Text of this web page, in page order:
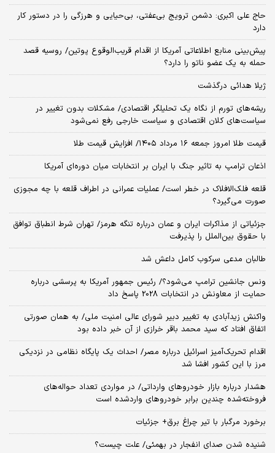
حاج علی اکبری: دشمن ترویج بی‌عفتی، بی‌حیایی و هرزگی را در دستور کار
دارد
پیش‌بینی منابع اطلاعاتی آمریکا از اقدام قریب‌الوقوع پوتین/ روسیه قصد
حمله به یک عضو ناتو را دارد؟
ژیلا هدائی درگذشت
ریشه‌های تورم از نگاه یک تحلیلگر اقتصادی/ مشکلات بدون تغییر در
سیاست‌های کلان اقتصادی و سیاست خارجی رفع نمی‌شود
قیمت طلا امروز جمعه ۱۶ مرداد ۱۴۰۵/ افزایش قیمت طلا
اذعان ترامپ به تاثیر جنگ با ایران بر انتخابات میان دوره‌ای آمریکا
قلعه فلک‌الافلاک در خطر است/ عملیات عمرانی در اطراف قلعه با چه مجوزی
صورت می‌گیرد؟
جزئیاتی از مذاکرات ایران و عمان درباره تنگه هرمز/ تهران شرط انطباق توافق
با حقوق بین‌الملل را پذیرفت
طالبان مدعی سرکوب کامل داعش شد
ونس جانشین ترامپ می‌شود؟/ رئیس جمهور آمریکا به پرسشی درباره
حمایت از معاونش در انتخابات 2028 پاسخ داد
واکنش زیدآبادی به تغییر دبیر شورای عالی امنیت ملی/ به همان صورتی
اتفاق افتاد که سید محمد باقر خرازی از آن خبر داده بود
اقدام تحریک‌آمیز اسرائیل درباره مصر/ احداث یک پایگاه نظامی در نزدیکی
مرز با این کشور افشا شد
هشدار درباره بازار خودروهای وارداتی/ در مواردی تعداد حواله‌های
فروخته‌شده چندین برابر خودروهای واردشده است
برخورد مرگبار با تیر چراغ برق+ جزئیات
شنیده شدن صدای انفجار در بهمئی/ علت چیست؟